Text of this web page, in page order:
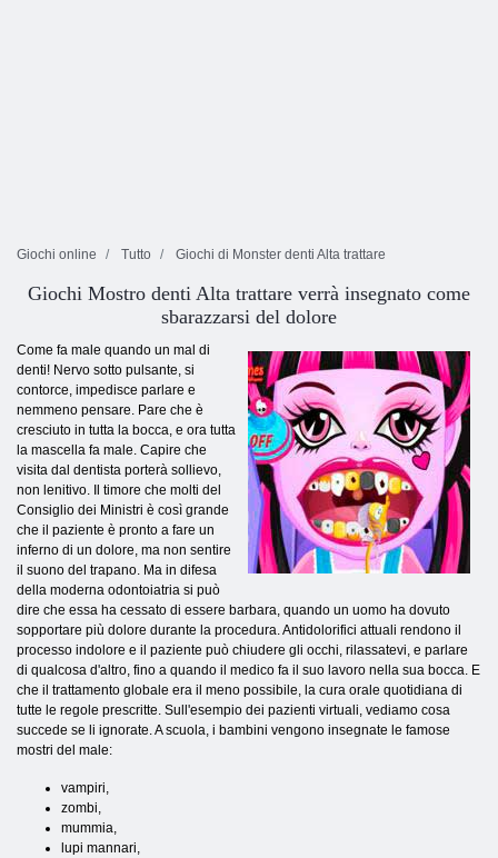
Giochi online Tutto Giochi di Monster denti Alta trattare
Giochi Mostro denti Alta trattare verrà insegnato come
sbarazzarsi del dolore
Come fa male quando un mal di
denti! Nervo sotto pulsante, si
contorce, impedisce parlare e
nemmeno pensare. Pare che è
cresciuto in tutta la bocca, e ora tutta
la mascella fa male. Capire che
visita dal dentista porterà sollievo,
non lenitivo. Il timore che molti del
Consiglio dei Ministri è così grande
che il paziente è pronto a fare un
inferno di un dolore, ma non sentire
il suono del trapano. Ma in difesa
della moderna odontoiatria si può
dire che essa ha cessato di essere barbara, quando un uomo ha dovuto
sopportare più dolore durante la procedura. Antidolorifici attuali rendono il
processo indolore e il paziente può chiudere gli occhi, rilassatevi, e parlare
di qualcosa d'altro, fino a quando il medico fa il suo lavoro nella sua bocca. E
che il trattamento globale era il meno possibile, la cura orale quotidiana di
tutte le regole prescritte. Sull'esempio dei pazienti virtuali, vediamo cosa
succede se li ignorate. A scuola, i bambini vengono insegnate le famose
mostri del male:
vampiri,
zombi,
mummia,
lupi mannari,